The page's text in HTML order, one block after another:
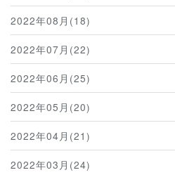
2022年08月(18)
2022年07月(22)
2022年06月(25)
2022年05月(20)
2022年04月(21)
2022年03月(24)